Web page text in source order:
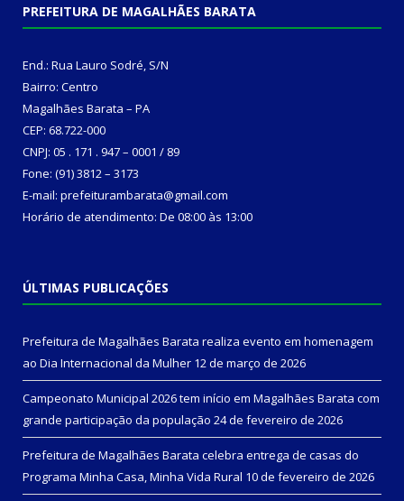
PREFEITURA DE MAGALHÃES BARATA
End.: Rua Lauro Sodré, S/N
Bairro: Centro
Magalhães Barata – PA
CEP: 68.722-000
CNPJ: 05 . 171 . 947 – 0001 / 89
Fone: (91) 3812 – 3173
E-mail: prefeiturambarata@gmail.com
Horário de atendimento: De 08:00 às 13:00
ÚLTIMAS PUBLICAÇÕES
Prefeitura de Magalhães Barata realiza evento em homenagem
ao Dia Internacional da Mulher 12 de março de 2026
Campeonato Municipal 2026 tem início em Magalhães Barata com
grande participação da população 24 de fevereiro de 2026
Prefeitura de Magalhães Barata celebra entrega de casas do
Programa Minha Casa, Minha Vida Rural 10 de fevereiro de 2026